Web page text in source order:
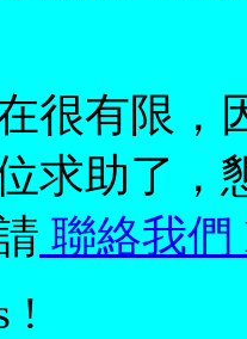
很有限，
求助了
聯絡我們
!